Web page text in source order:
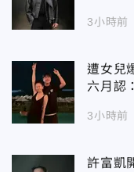
3小時前
遭女兒
六月認
3小時前
許富凱